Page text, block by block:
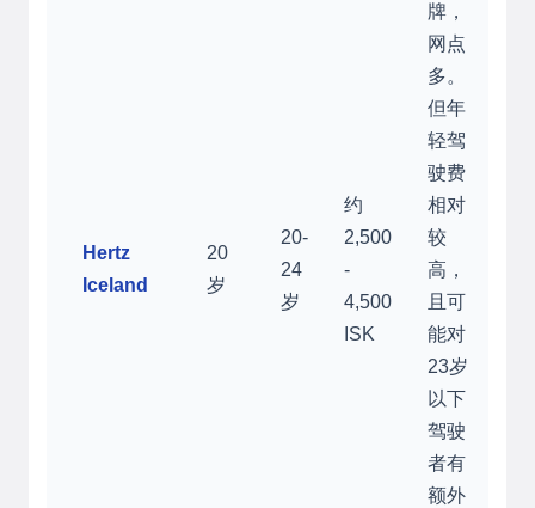
Hertz
Iceland
20
岁
20-
24
岁
约
2,500
-
4,500
ISK
牌，
网点
多。
但年
轻驾
驶费
相对
较
高，
且可
能对
23岁
以下
驾驶
者有
额外